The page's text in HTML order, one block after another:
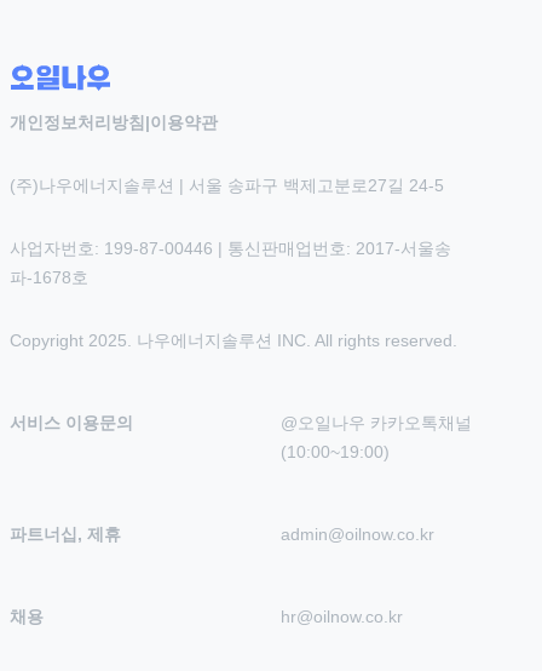
개인정보처리방침 |이용약관
(주)나우에너지솔루션 | 서울 송파구 백제고분로27길 24-5
사업자번호: 199-87-00446 | 통신판매업번호: 2017-서울송
파-1678호
Copyright 2025. 나우에너지솔루션 INC. All rights reserved.
서비스 이용문의
@오일나우 카카오톡채널
(10:00~19:00)
파트너십, 제휴 admin@oilnow.co.kr
채용 hr@oilnow.co.kr